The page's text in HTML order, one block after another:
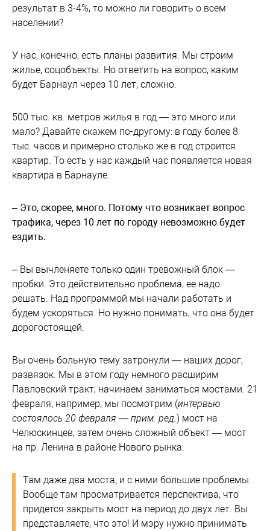
результат в 3-4%, то можно ли говорить о всем
населении?
У нас, конечно, есть планы развития. Мы строим
жилье, соцобъекты. Но ответить на вопрос, каким
будет Барнаул через 10 лет, сложно.
500 тыс. кв. метров жилья в год — это много или
мало? Давайте скажем по-другому: в году более 8
тыс. часов и примерно столько же в год строится
квартир. То есть у нас каждый час появляется новая
квартира в Барнауле.
– Это, скорее, много. Потому что возникает вопрос
трафика, через 10 лет по городу невозможно будет
ездить.
– Вы вычленяете только один тревожный блок —
пробки. Это действительно проблема, ее надо
решать. Над программой мы начали работать и
будем ускоряться. Но нужно понимать, что она будет
дорогостоящей.
Вы очень больную тему затронули — наших дорог,
развязок. Мы в этом году немного расширим
Павловский тракт, начинаем заниматься мостами. 21
февраля, например, мы посмотрим (интервью
состоялось 20 февраля — прим. ред. ) мост на
Челюскинцев, затем очень сложный объект — мост
на пр. Ленина в районе Нового рынка.
Там даже два моста, и с ними большие проблемы.
Вообще там просматривается перспектива, что
придется закрыть мост на период до двух лет. Вы
представляете, что это! И мэру нужно принимать